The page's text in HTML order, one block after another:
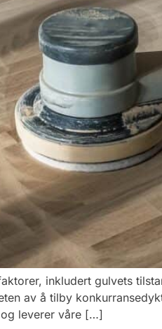
inkludert gulvets
av å tilby
leverer våre […]